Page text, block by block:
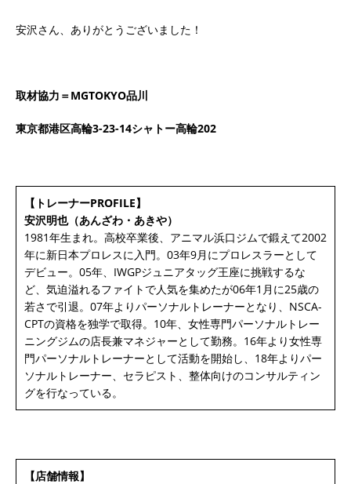
安沢さん、ありがとうございました！
取材協力＝MGTOKYO品川
東京都港区高輪3-23-14シャトー高輪202
【トレーナーPROFILE】
安沢明也（あんざわ・あきや）
1981年生まれ。高校卒業後、アニマル浜口ジムで鍛えて2002
年に新日本プロレスに入門。03年9月にプロレスラーとして
デビュー。05年、IWGPジュニアタッグ王座に挑戦するな
ど、気迫溢れるファイトで人気を集めたが06年1月に25歳の
若さで引退。07年よりパーソナルトレーナーとなり、NSCA-
CPTの資格を独学で取得。10年、女性専門パーソナルトレー
ニングジムの店長兼マネジャーとして勤務。16年より女性専
門パーソナルトレーナーとして活動を開始し、18年よりパー
ソナルトレーナー、セラピスト、整体向けのコンサルティン
グを行なっている。
【店舗情報】